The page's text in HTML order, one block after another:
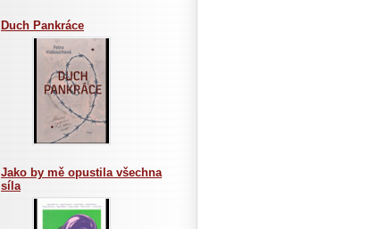
Duch Pankráce
Jako by mě opustila všechna
síla